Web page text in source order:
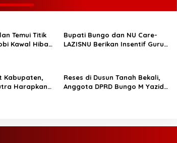
Temui Titik
Kawal Hibah
Bupati Bungo dan NU Care-
LAZISNU Berikan Insentif Guru
Kabupaten,
Harapkan
Reses di Dusun Tanah Bekali,
Anggota DPRD Bungo M Yazid